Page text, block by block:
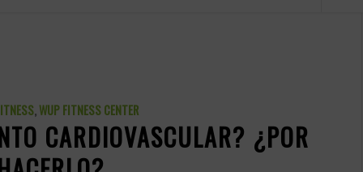
,WUP FITNESS CENTER
CARDIOVASCULAR? ¿POR